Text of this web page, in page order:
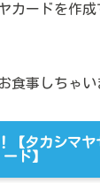
カードを作成
食事しちゃい
【タカシマヤ
ード】